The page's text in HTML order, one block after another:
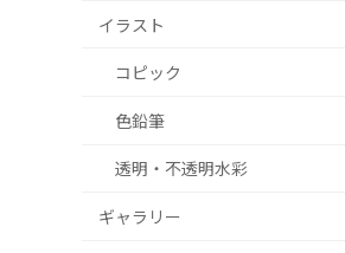
イラスト
コピック
色鉛筆
透明・不透明水彩
ギャラリー